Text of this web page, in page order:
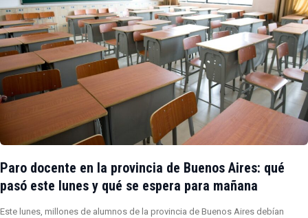
Paro docente en la provincia de Buenos Aires: qué
pasó este lunes y qué se espera para mañana
Este lunes, millones de alumnos de la provincia de Buenos Aires debían